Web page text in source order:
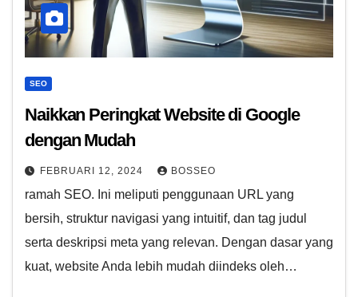
SEO
Naikkan Peringkat Website di Google
dengan Mudah
FEBRUARI 12, 2024 BOSSEO
ramah SEO. Ini meliputi penggunaan URL yang
bersih, struktur navigasi yang intuitif, dan tag judul
serta deskripsi meta yang relevan. Dengan dasar yang
kuat, website Anda lebih mudah diindeks oleh…